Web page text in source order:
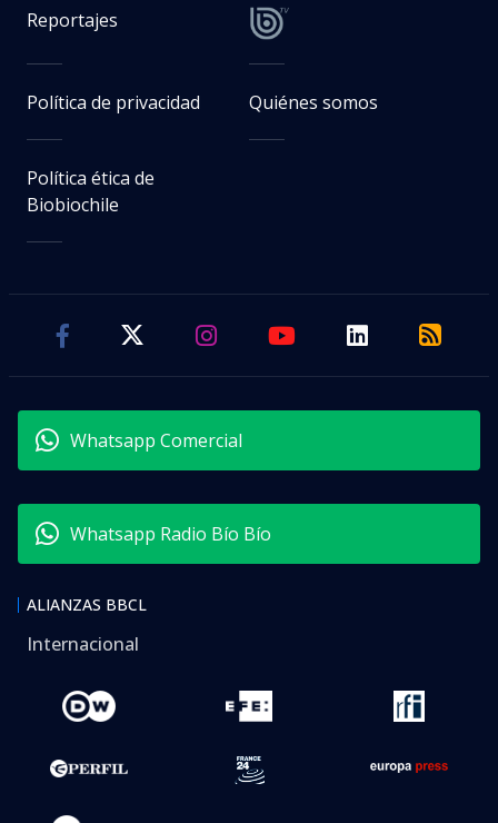
Reportajes
Política de privacidad Quiénes somos
Política ética de
Biobiochile
Whatsapp Comercial
Whatsapp Radio Bío Bío
ALIANZAS BBCL
Internacional